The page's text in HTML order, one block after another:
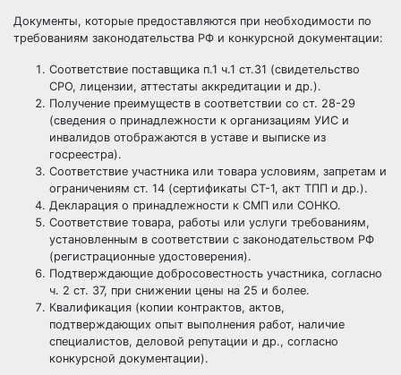
Документы, которые предоставляются при необходимости по
требованиям законодательства РФ и конкурсной документации:
Соответствие поставщика п.1 ч.1 ст.31 (свидетельство
СРО, лицензии, аттестаты аккредитации и др.).
Получение преимуществ в соответствии со ст. 28-29
(сведения о принадлежности к организациям УИС и
инвалидов отображаются в уставе и выписке из
госреестра).
Соответствие участника или товара условиям, запретам и
ограничениям ст. 14 (сертификаты СТ-1, акт ТПП и др.).
Декларация о принадлежности к СМП или СОНКО.
Соответствие товара, работы или услуги требованиям,
установленным в соответствии с законодательством РФ
(регистрационные удостоверения).
Подтверждающие добросовестность участника, согласно
ч. 2 ст. 37, при снижении цены на 25 и более.
Квалификация (копии контрактов, актов,
подтверждающих опыт выполнения работ, наличие
специалистов, деловой репутации и др., согласно
конкурсной документации).